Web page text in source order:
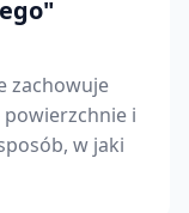
zachowuje
i
w jaki